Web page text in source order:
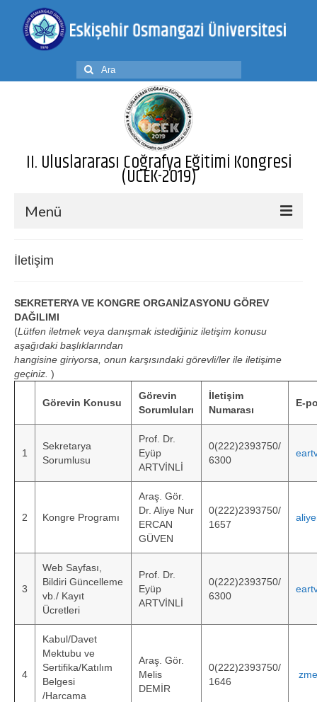
Şunu
ara:
II. Uluslararası Coğrafya Eğitimi Kongresi
(UCEK-2019)
Menü
Konular
Kayıt ve Bildirim Gönderme
Önemli Tarihler
Paydaşlar / Sponsorlar
Konaklama ve Ulaşım
Kongre Yeri
Çağrılı Konuşmacılar
Atölyeler/Çalıştaylar
Aktiviteler
Çalıştay Sunumlar
2019 UCEK Geri Dönüt Panosu
Bildiriler Kitabı
İletişim
İletişim
SEKRETERYA VE KONGRE ORGANİZASYONU GÖREV
DAĞILIMI
(Lütfen iletmek veya danışmak istediğiniz iletişim konusu
aşağıdaki başlıklarından
hangisine giriyorsa, onun karşısındaki görevli/ler ile iletişime
geçiniz. )
Görevin Konusu
Görevin
Sorumluları
İletişim
Numarası
E-
1
Sekretarya
Sorumlusu
Prof. Dr.
Eyüp
ARTVİNLİ
0(222)2393750/
6300
2 Kongre Programı
Araş. Gör.
Dr. Aliye Nur
ERCAN
GÜVEN
0(222)2393750/
1657
3
Web Sayfası,
Bildiri Güncelleme
vb./ Kayıt
Ücretleri
Prof. Dr.
Eyüp
ARTVİNLİ
0(222)2393750/
6300
4
Kabul/Davet
Mektubu ve
Sertifika/Katılım
Belgesi
/Harcama
Araş. Gör.
Melis
DEMİR
0(222)2393750/
1646